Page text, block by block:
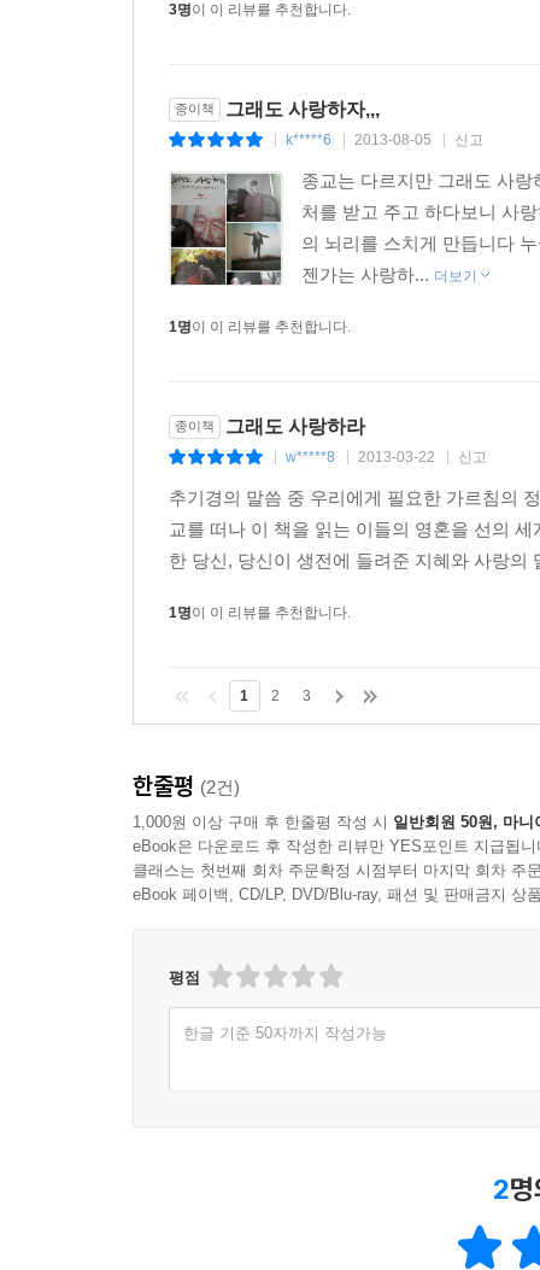
3명이 이 리뷰를 추천합니다.
종이책 그래도 사랑하자,,,
k*****6 2013-08-05 신고
종교는 다르지만 그래도 사
처를 받고 주고 하다보니 사
의 뇌리를 스치게 만듭니다
젠가는 사랑하... 더보기
1명이 이 리뷰를 추천합니다.
종이책 그래도 사랑하라
w*****8 2013-03-22 신고
추기경의 말씀 중 우리에게 필요한 가르침의
교를 떠나 이 책을 읽는 이들의 영혼을 선의
한 당신, 당신이 생전에 들려준 지혜와 사랑
1명이 이 리뷰를 추천합니다.
1 2 3
한줄평 (2건)
1,000원 이상 구매 후 한줄평 작성 시 일반회원 50원, 마니
eBook은 다운로드 후 작성한 리뷰만 YES포인트 지급됩니
클래스는 첫번째 회차 주문확정 시점부터 마지막 회차 주
eBook 페이백, CD/LP, DVD/Blu-ray, 패션 및 판매금지 상
평점
한글 기준 50자까지 작성가능
2